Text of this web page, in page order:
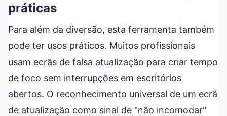
práticas
Para além da diversão, esta ferramenta também
pode ter usos práticos. Muitos profissionais
usam ecrãs de falsa atualização para criar tempo
de foco sem interrupções em escritórios
abertos. O reconhecimento universal de um ecrã
de atualização como sinal de "não incomodar"